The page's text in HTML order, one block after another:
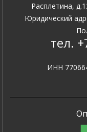
Расплетина,
Юридический
тел.
ИНН